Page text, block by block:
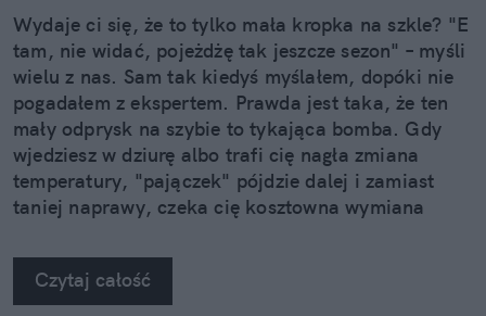
Wydaje ci się, że to tylko mała kropka na szkle? "E
tam, nie widać, pojeżdżę tak jeszcze sezon" – myśli
wielu z nas. Sam tak kiedyś myślałem, dopóki nie
pogadałem z ekspertem. Prawda jest taka, że ten
mały odprysk na szybie to tykająca bomba. Gdy
wjedziesz w dziurę albo trafi cię nagła zmiana
temperatury, "pajączek" pójdzie dalej i zamiast
taniej naprawy, czeka cię kosztowna wymiana
na własne oczy zobaczyć, jak profesjonaliści radzą
sobie z takimi uszkodzeniami.
Czytaj całość